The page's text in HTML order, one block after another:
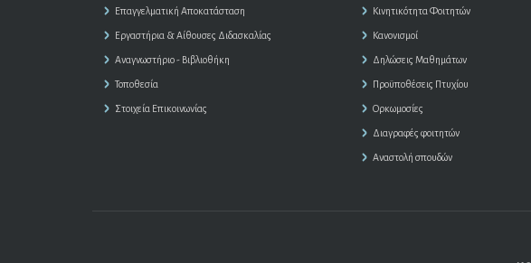
Επαγγελματική Αποκατάσταση
Εργαστήρια & Αίθουσες Διδασκαλίας
Αναγνωστήριο - Βιβλιοθήκη
Τοποθεσία
Στοιχεία Επικοινωνίας
Κινητικότητα Φοιτητών
Κανονισμοί
Δηλώσεις Μαθημάτων
Προϋποθέσεις Πτυχίου
Ορκωμοσίες
Διαγραφές φοιτητών
Αναστολή σπουδών